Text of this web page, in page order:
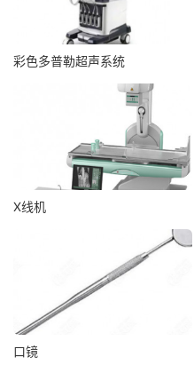
彩色多普勒超声系统
X线机
口镜